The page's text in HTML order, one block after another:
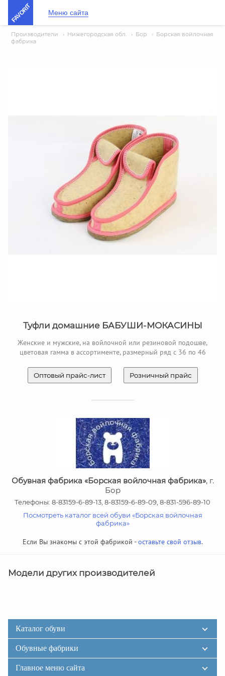
FAVORIT Меню сайта
Производители › Нижегородская обл. › Бор › Борская войлочная
фабрика
Туфли домашние БАБУШИ-МОКАСИНЫ
Женские и мужские, на войлочной или резиновой подошве,
цветовая гамма в ассортименте, размерный ряд с 36 по 46
Оптовый прайс-лист Розничный прайс
Обувная фабрика «Борская войлочная фабрика», г.
Бор
Телефоны: 8-83159-6-89-13, 8-83159-6-89-09, 8-831-596-89-10
Посмотреть каталог всей обуви «Борская войлочная
фабрика»
Если Вы знакомы с этой фабрикой -оставьте свой отзыв.
Модели других производителей
Каталог обуви
Обувные фабрики
Главное меню сайта